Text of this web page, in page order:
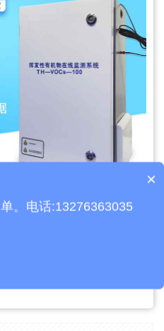
hy/958.html
测站百科(电力微环境监测站应用)
产品包含安装吗？
×
。电话:13276363035